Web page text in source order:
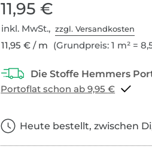
11,95 €
inkl. MwSt.,zzgl. Versandkosten
11,95 € / m (Grundpreis: 1 m² =
Portoflat schon ab 9,95 €
Heute bestellt, zwischen